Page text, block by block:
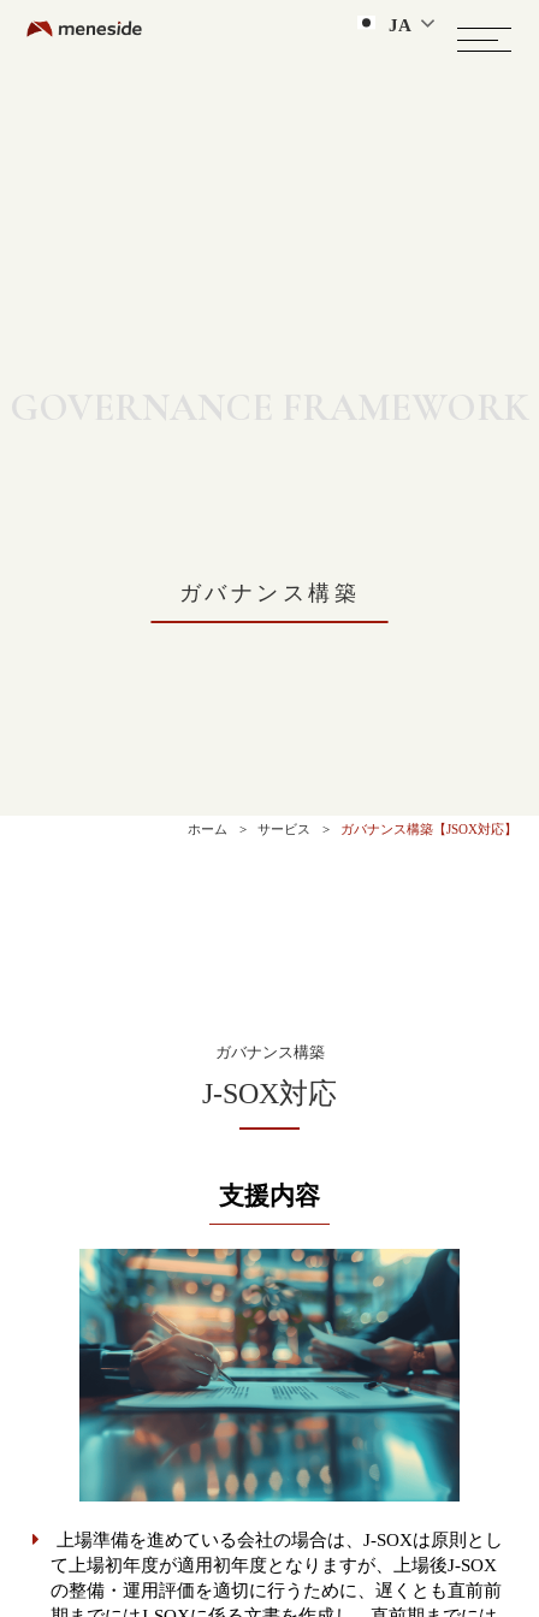
ガバナンス構築
ホーム サービス ガバナンス構築【JSOX対応】
ガバナンス構築
J-SOX対応
支援内容
上場準備を進めている会社の場合は、J-SOXは原則とし
て上場初年度が適用初年度となりますが、上場後J-SOX
の整備・運用評価を適切に行うために、遅くとも直前前
JA